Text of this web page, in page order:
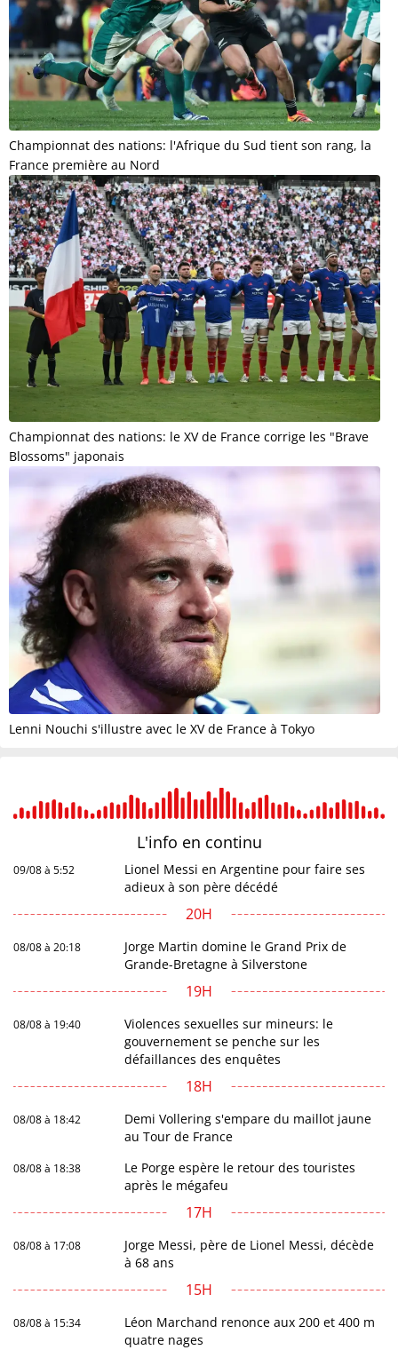
Championnat des nations: l'Afrique du Sud tient son rang, la
France première au Nord
Championnat des nations: le XV de France corrige les "Brave
Blossoms" japonais
Lenni Nouchi s'illustre avec le XV de France à Tokyo
L'info en continu
09/08 à 5:52
Lionel Messi en Argentine pour faire ses
adieux à son père décédé
20H
08/08 à 20:18
Jorge Martin domine le Grand Prix de
Grande-Bretagne à Silverstone
19H
08/08 à 19:40
Violences sexuelles sur mineurs: le
gouvernement se penche sur les
défaillances des enquêtes
18H
08/08 à 18:42
Demi Vollering s'empare du maillot jaune
au Tour de France
08/08 à 18:38
Le Porge espère le retour des touristes
après le mégafeu
17H
08/08 à 17:08
Jorge Messi, père de Lionel Messi, décède
à 68 ans
15H
08/08 à 15:34
Léon Marchand renonce aux 200 et 400 m
quatre nages